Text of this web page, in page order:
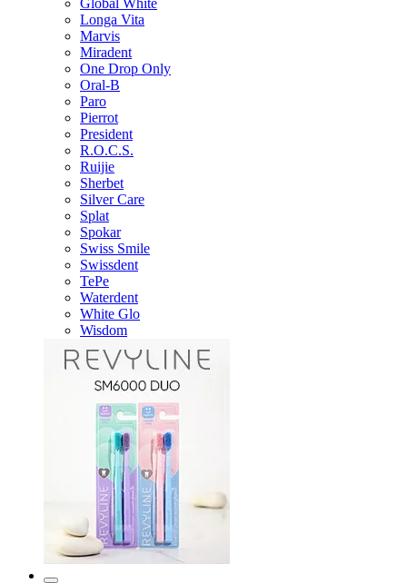
Global White
Longa Vita
Marvis
Miradent
One Drop Only
Oral-B
Paro
Pierrot
President
R.O.C.S.
Ruijie
Sherbet
Silver Care
Splat
Spokar
Swiss Smile
Swissdent
TePe
Waterdent
White Glo
Wisdom